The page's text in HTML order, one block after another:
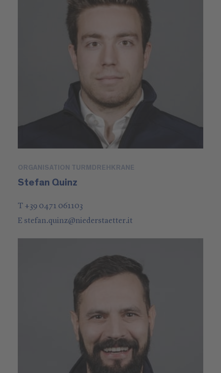
ORGANISATION TURMDREHKRANE
Stefan Quinz
T +39 0471 061103
Estefan.quinz@niederstaetter.it